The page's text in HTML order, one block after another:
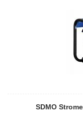
SDMO